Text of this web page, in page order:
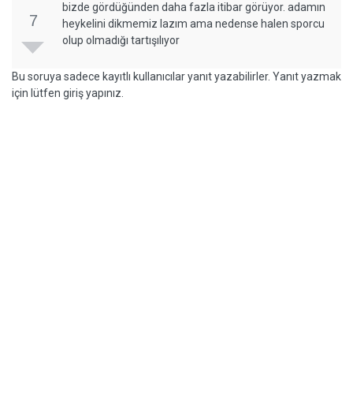
7
bizde gördüğünden daha fazla itibar görüyor. adamın
heykelini dikmemiz lazım ama nedense halen sporcu
olup olmadığı tartışılıyor
Bu soruya sadece kayıtlı kullanıcılar yanıt yazabilirler. Yanıt yazmak
için lütfen giriş yapınız.